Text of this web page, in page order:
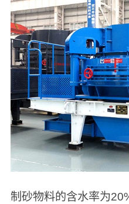
制砂物料的含水率为